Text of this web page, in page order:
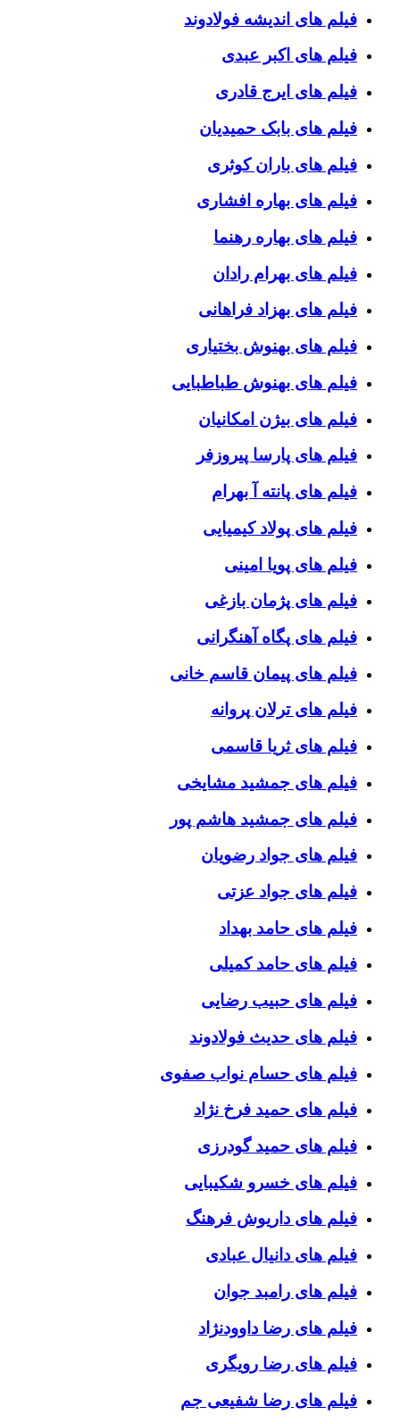
فیلم های اندیشه فولادوند
فیلم های اکبر عبدی
فیلم های ایرج قادری
فیلم های بابک حمیدیان
فیلم های باران کوثری
فیلم های بهاره افشاری
فیلم های بهاره رهنما
فیلم های بهرام رادان
فیلم های بهزاد فراهانی
فیلم های بهنوش بختیاری
فیلم های بهنوش طباطبایی
فیلم های بیژن امکانیان
فیلم های پارسا پیروزفر
فیلم های پانته آ بهرام
فیلم های پولاد کیمیایی
فیلم های پویا امینی
فیلم های پژمان بازغی
فیلم های پگاه آهنگرانی
فیلم های پیمان قاسم خانی
فیلم های ترلان پروانه
فیلم های ثریا قاسمی
فیلم های جمشید مشایخی
فیلم های جمشید هاشم پور
فیلم های جواد رضویان
فیلم های جواد عزتی
فیلم های حامد بهداد
فیلم های حامد کمیلی
فیلم های حبیب رضایی
فیلم های حدیث فولادوند
فیلم های حسام نواب صفوی
فیلم های حمید فرخ نژاد
فیلم های حمید گودرزی
فیلم های خسرو شکیبایی
فیلم های داریوش فرهنگ
فیلم های دانیال عبادی
فیلم های رامبد جوان
فیلم های رضا داوودنژاد
فیلم های رضا رویگری
فیلم های رضا شفیعی جم